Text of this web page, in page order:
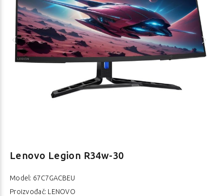
Lenovo Legion R34w-30
Model: 67C7GACBEU
Proizvođač: LENOVO